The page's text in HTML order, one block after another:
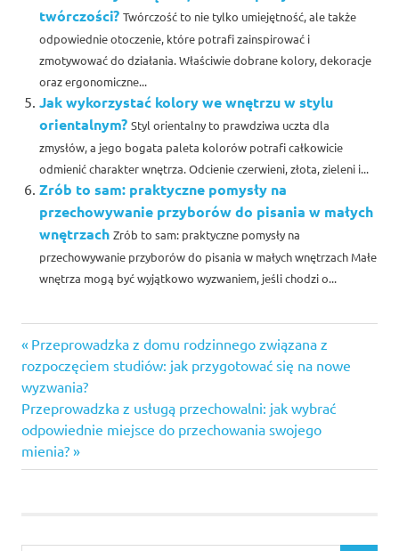
twórczości? Twórczość to nie tylko umiejętność, ale także
odpowiednie otoczenie, które potrafi zainspirować i
zmotywować do działania. Właściwie dobrane kolory, dekoracje
oraz ergonomiczne...
Jak wykorzystać kolory we wnętrzu w stylu
orientalnym? Styl orientalny to prawdziwa uczta dla
zmysłów, a jego bogata paleta kolorów potrafi całkowicie
odmienić charakter wnętrza. Odcienie czerwieni, złota, zieleni i...
Zrób to sam: praktyczne pomysły na
przechowywanie przyborów do pisania w małych
wnętrzach Zrób to sam: praktyczne pomysły na
przechowywanie przyborów do pisania w małych wnętrzach Małe
wnętrza mogą być wyjątkowo wyzwaniem, jeśli chodzi o...
Nawigacja
wpisu
Previous
Post:
Przeprowadzka z domu rodzinnego związana z
rozpoczęciem studiów: jak przygotować się na nowe
wyzwania?
Next
Post:
Przeprowadzka z usługą przechowalni: jak wybrać
odpowiednie miejsce do przechowania swojego
mienia?